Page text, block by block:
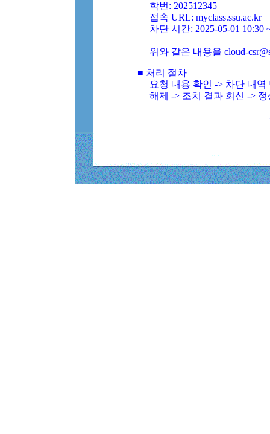
학번: 202512345
접속 URL: myclass.ssu.ac.kr
차단 시간: 2025-05-01 10:30
위와 같은 내용을 cloud-
■ 처리 절차
요청 내용 확인 -> 차단 내
해제 -> 조치 결과 회신 ->